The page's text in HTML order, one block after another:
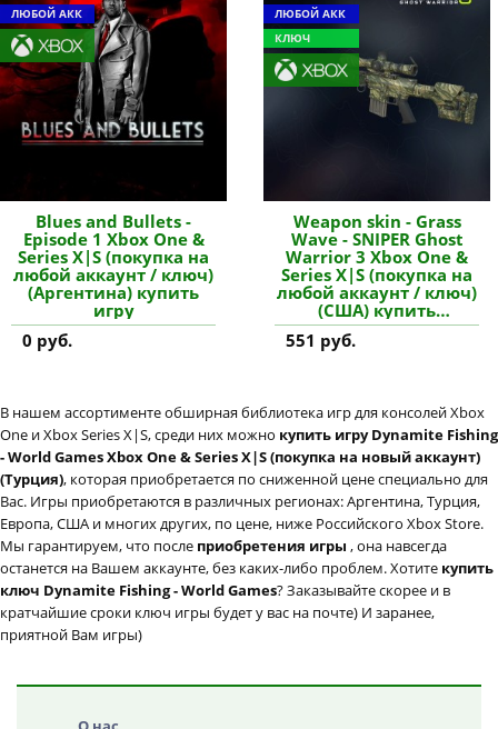
ЛЮБОЙ АКК
Blues and Bullets -
Episode 1 Xbox One &
Series X|S (покупка на
любой аккаунт / ключ)
(Аргентина) купить
игру
0 руб.
ЛЮБОЙ АКК
КЛЮЧ
Weapon skin - Grass
Wave - SNIPER Ghost
Warrior 3 Xbox One &
Series X|S (покупка на
любой аккаунт / ключ)
(США) купить
дополнение
551 руб.
В нашем ассортименте обширная библиотека игр для консолей Xbox
One и Xbox Series X|S, среди них можно купить игру Dynamite Fishing
- World Games Xbox One & Series X|S (покупка на новый аккаунт)
(Турция), которая приобретается по сниженной цене специально для
Вас. Игры приобретаются в различных регионах: Аргентина, Турция,
Европа, США и многих других, по цене, ниже Российского Xbox Store.
Мы гарантируем, что после приобретения игры , она навсегда
останется на Вашем аккаунте, без каких-либо проблем. Хотите купить
ключ Dynamite Fishing - World Games? Заказывайте скорее и в
кратчайшие сроки ключ игры будет у вас на почте) И заранее,
приятной Вам игры)